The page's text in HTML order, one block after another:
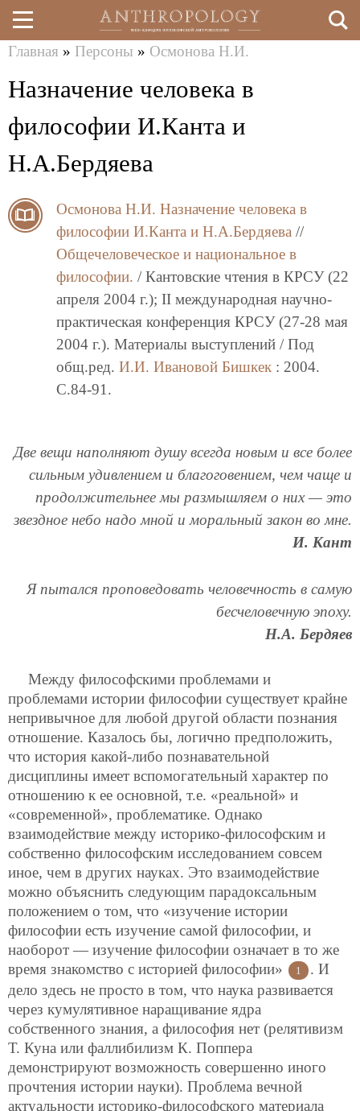
Перейти
к
основному
здесь
Главная » Персоны » Осмонова Н.И.
Назначение человека в
философии И.Канта и
Н.А.Бердяева
Осмонова Н.И. Назначение человека в
философии И.Канта и Н.А.Бердяева //
Общечеловеческое и национальное в
философии. / Кантовские чтения в КРСУ (22
апреля 2004 г.); II международная научно-
практическая конференция КРСУ (27-28 мая
2004 г.). Материалы выступлений / Под
общ.ред. И.И. Ивановой Бишкек : 2004.
C.84-91.
Две вещи наполняют душу всегда новым и все более
сильным удивлением и благоговением, чем чаще и
продолжительнее мы размышляем о них — это
звездное небо надо мной и моральный закон во мне.
И. Кант
Я пытался проповедовать человечность в самую
бесчеловечную эпоху.
Н.А. Бердяев
Между философскими проблемами и
проблемами истории философии существует крайне
непривычное для любой другой области познания
отношение. Казалось бы, логично предположить,
что история какой-либо познавательной
дисциплины имеет вспомогательный характер по
отношению к ее основной, т.е. «реальной» и
«современной», проблематике. Однако
взаимодействие между историко-философским и
собственно философским исследованием совсем
иное, чем в других науках. Это взаимодействие
можно объяснить следующим парадоксальным
положением о том, что «изучение истории
философии есть изучение самой философии, и
наоборот — изучение философии означает в то же
время знакомство с историей философии»
1
. И
дело здесь не просто в том, что наука развивается
через кумулятивное наращивание ядра
собственного знания, а философия нет (релятивизм
Т. Куна или фаллибилизм К. Поппера
демонстрируют возможность совершенно иного
прочтения истории науки). Проблема вечной
актуальности историко-философского материала